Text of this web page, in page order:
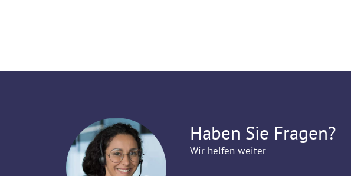
Haben Sie Fragen?
Wir helfen weiter